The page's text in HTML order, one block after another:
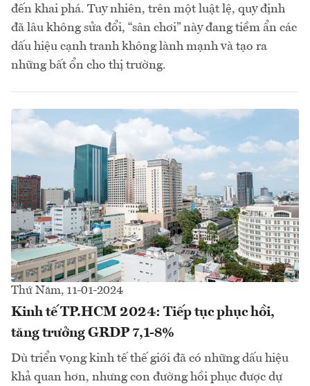
đến khai phá. Tuy nhiên, trên một luật lệ, quy định
đã lâu không sửa đổi, “sân chơi” này đang tiềm ẩn các
dấu hiệu cạnh tranh không lành mạnh và tạo ra
những bất ổn cho thị trường.
Thứ Năm, 11-01-2024
Kinh tế TP.HCM 2024: Tiếp tục phục hồi,
tăng trưởng GRDP 7,1-8%
Dù triển vọng kinh tế thế giới đã có những dấu hiệu
khả quan hơn, nhưng con đường hồi phục được dự